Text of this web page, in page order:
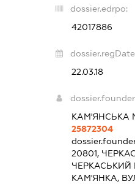
dossier.edrpo:
42017886
22.03.18
КАМ'ЯНСЬКА
25872304
20801,
ЧЕРКАСЬКИЙ
КАМ'ЯНКА,